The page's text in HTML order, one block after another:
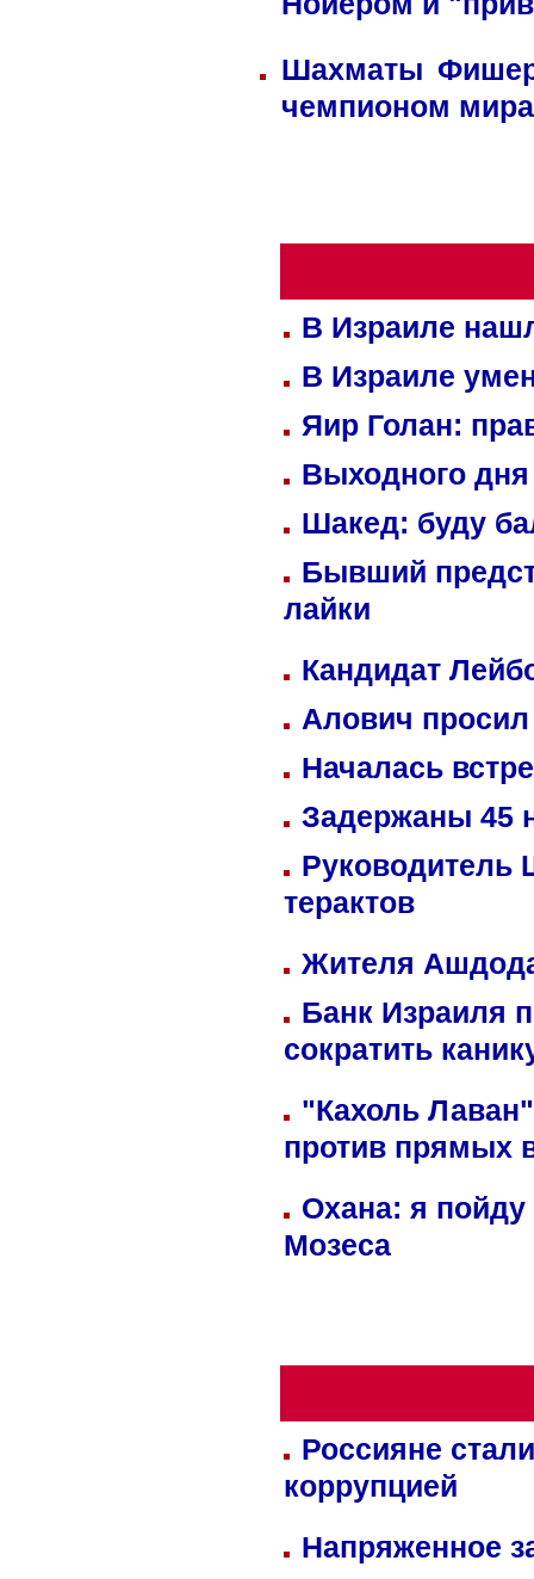
Нойером и
Шахматы
чемпионом мира
В Израиле
В Израиле
Яир Голан:
Выходного
Шакед: буду
Бывший
лайки
Кандидат
Алович просил
Началась
Задержаны 45
Руководитель
терактов
Жителя
Банк Израиля
сократить
"Кахоль
против прямых
Охана: я пойду
Мозеса
Россияне
коррупцией
Напряженное